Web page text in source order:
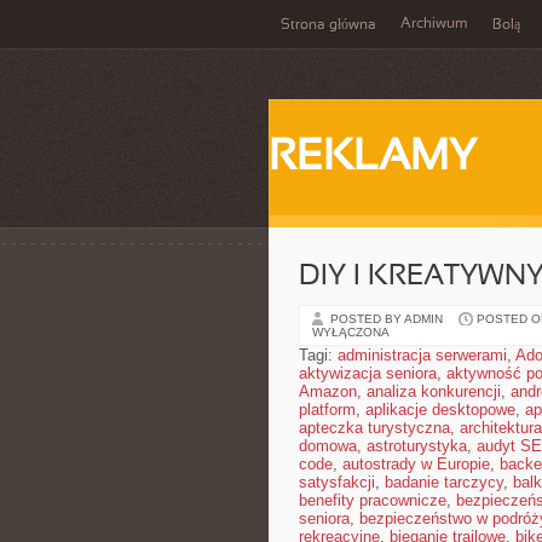
Strona główna Archiwum Bolą
REKLAMY
DIY I
POSTED BY ADMIN POSTED
WYŁĄCZONA
Tagi: administracja serwerami,
aktywizacja seniora, aktywność
Amazon, analiza konkurencji,
platform, aplikacje desktopowe,
apteczka turystyczna,
domowa, astroturystyka, audyt
code, autostrady w Europie,
satysfakcji, badanie tarczycy,
benefity pracownicze,
seniora, bezpieczeństwo w
rekreacyjne, bieganie trailowe,